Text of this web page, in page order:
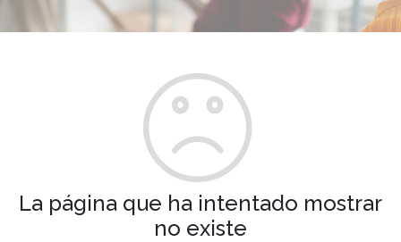
La página que ha intentado mostrar
no existe